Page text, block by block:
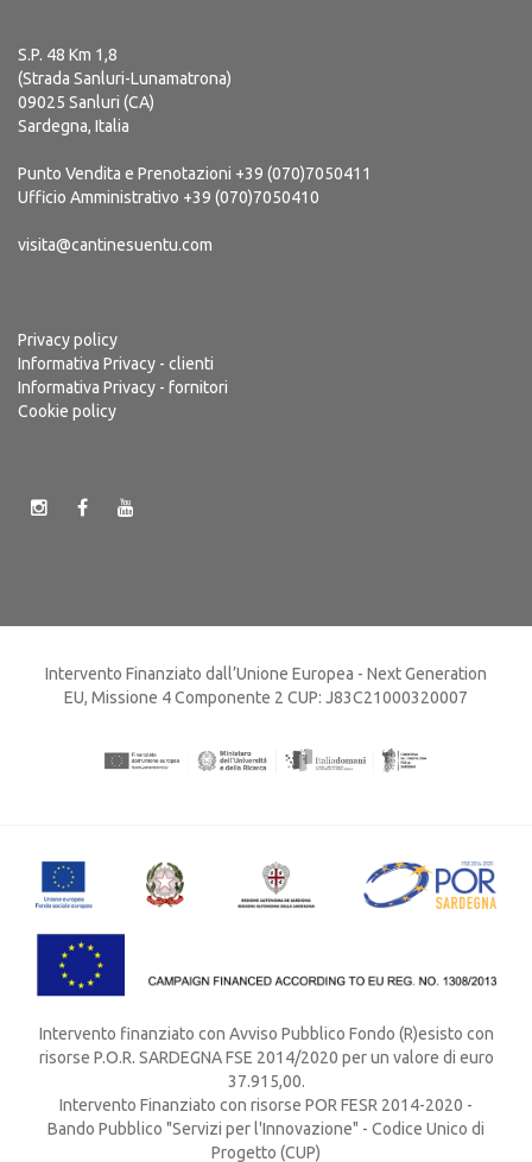
S.P. 48 Km 1,8
(Strada Sanluri-Lunamatrona)
09025 Sanluri (CA)
Sardegna, Italia
Punto Vendita e Prenotazioni +39 (070)7050411
Ufficio Amministrativo +39 (070)7050410
visita@cantinesuentu.com
Privacy policy
Informativa Privacy - clienti
Informativa Privacy - fornitori
Cookie policy
Intervento Finanziato dall’Unione Europea - Next Generation
EU, Missione 4 Componente 2 CUP: J83C21000320007
Intervento finanziato con Avviso Pubblico Fondo (R)esisto con
risorse P.O.R. SARDEGNA FSE 2014/2020 per un valore di euro
37.915,00.
Intervento Finanziato con risorse POR FESR 2014-2020 -
Bando Pubblico "Servizi per l'Innovazione" - Codice Unico di
Progetto (CUP)